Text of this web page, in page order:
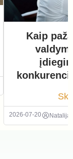
Kaip
2026-07-20 Natalija